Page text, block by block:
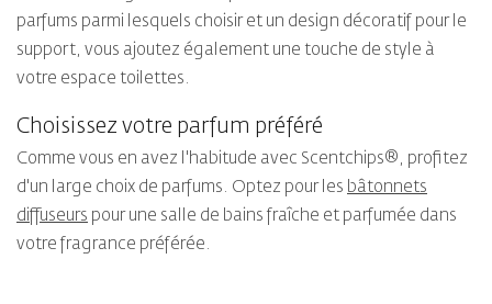
parfums parmi lesquels choisir et un design décoratif pour le
support, vous ajoutez également une touche de style à
votre espace toilettes.
Choisissez votre parfum préféré
Comme vous en avez l'habitude avec Scentchips®, profitez
d'un large choix de parfums. Optez pour les bâtonnets
diffuseurs pour une salle de bains fraîche et parfumée dans
votre fragrance préférée.